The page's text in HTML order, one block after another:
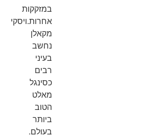
במזקקות
אחרות.ויסקי
מקאלן
נחשב
בעיני
רבים
כסינגל
מאלט
הטוב
ביותר
בעולם.